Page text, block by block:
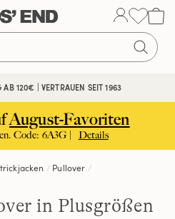
AB 120€ | VERTRAUEN SEIT 1963
August-Favoriten
Code: 6A3G | Details
Pullover
in Plusgrößen